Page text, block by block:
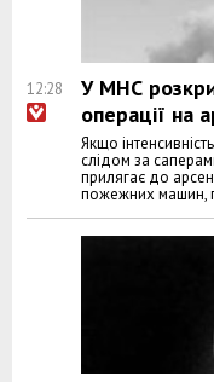
12:28
У МНС
операції на
Якщо
слідом за
прилягає до
пожежних машин,